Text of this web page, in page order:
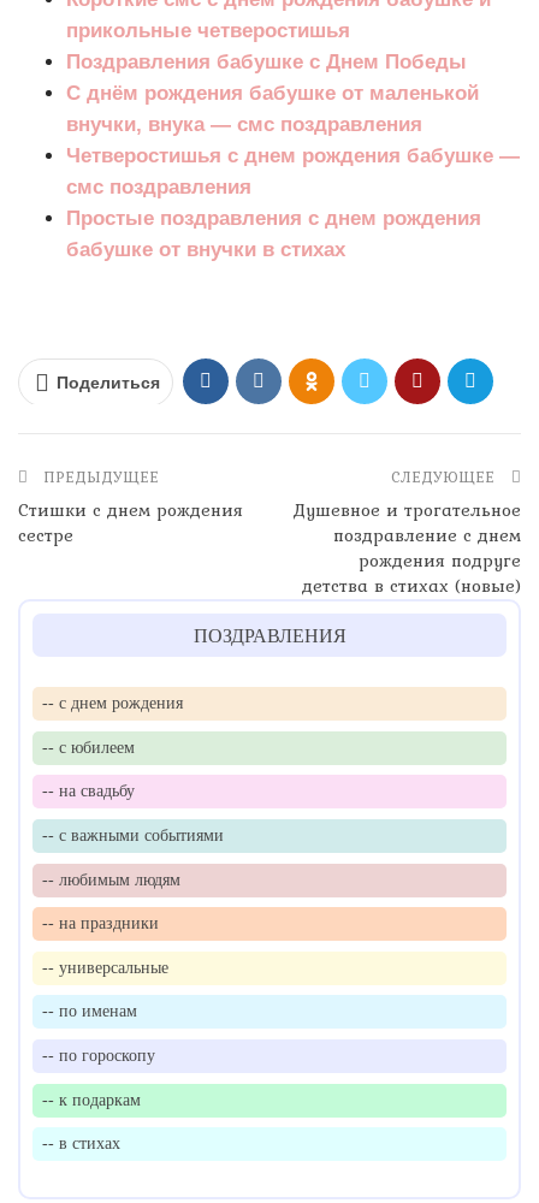
прикольные четверостишья
Поздравления бабушке с Днем Победы
С днём рождения бабушке от маленькой
внучки, внука — смс поздравления
Четверостишья с днем рождения бабушке —
смс поздравления
Простые поздравления с днем рождения
бабушке от внучки в стихах
Поделиться
ПРЕДЫДУЩЕЕ
Стишки с днем рождения
сестре
СЛЕДУЮЩЕЕ
Душевное и трогательное
поздравление с днем
рождения подруге
детства в стихах (новые)
ПОЗДРАВЛЕНИЯ
-- с днем рождения
-- с юбилеем
-- на свадьбу
-- с важными событиями
-- любимым людям
-- на праздники
-- универсальные
-- по именам
-- по гороскопу
-- к подаркам
-- в стихах